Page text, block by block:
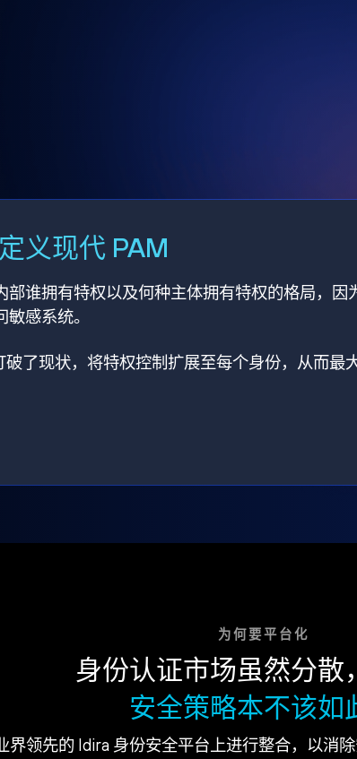
义现代 PAM
部谁拥有特权以及何种主体拥有特权的格局，因
感系统。
了现状，将特权控制扩展至每个身份，从而最
为何要平台化
身份认证市场虽然分散
安全策略本不该如
界领先的 Idira 身份安全平台上进行整合，以消